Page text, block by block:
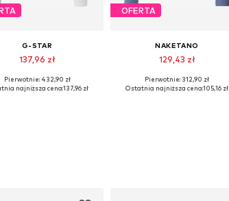
G-STAR
137,96 zł
Pierwotnie: 432,90 zł
najniższa cena:137,96 zł
OFERTA
NAKETANO
129,43 zł
Pierwotnie: 312,90 zł
Ostatnia najniższa cena:105,16 zł